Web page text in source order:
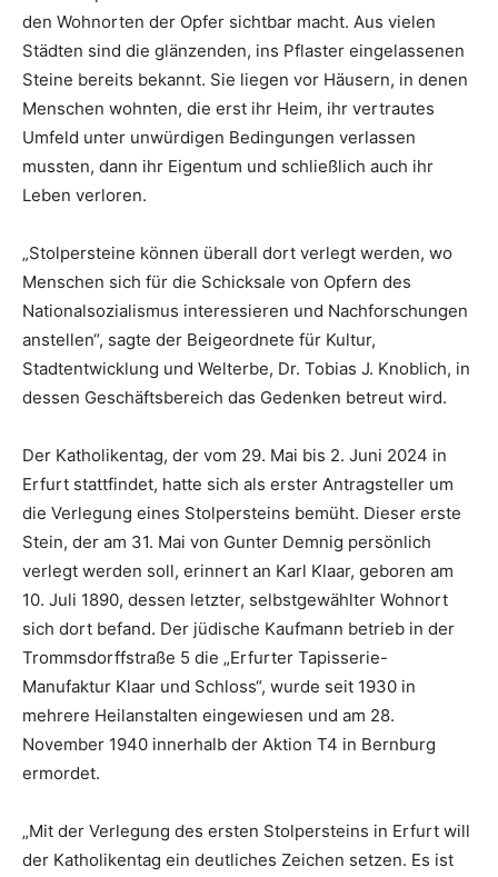
den Wohnorten der Opfer sichtbar macht. Aus vielen
Städten sind die glänzenden, ins Pflaster eingelassenen
Steine bereits bekannt. Sie liegen vor Häusern, in denen
Menschen wohnten, die erst ihr Heim, ihr vertrautes
Umfeld unter unwürdigen Bedingungen verlassen
mussten, dann ihr Eigentum und schließlich auch ihr
Leben verloren.
„Stolpersteine können überall dort verlegt werden, wo
Menschen sich für die Schicksale von Opfern des
Nationalsozialismus interessieren und Nachforschungen
anstellen“, sagte der Beigeordnete für Kultur,
Stadtentwicklung und Welterbe, Dr. Tobias J. Knoblich, in
dessen Geschäftsbereich das Gedenken betreut wird.
Der Katholikentag, der vom 29. Mai bis 2. Juni 2024 in
Erfurt stattfindet, hatte sich als erster Antragsteller um
die Verlegung eines Stolpersteins bemüht. Dieser erste
Stein, der am 31. Mai von Gunter Demnig persönlich
verlegt werden soll, erinnert an Karl Klaar, geboren am
10. Juli 1890, dessen letzter, selbstgewählter Wohnort
sich dort befand. Der jüdische Kaufmann betrieb in der
Trommsdorffstraße 5 die „Erfurter Tapisserie-
Manufaktur Klaar und Schloss“, wurde seit 1930 in
mehrere Heilanstalten eingewiesen und am 28.
November 1940 innerhalb der Aktion T4 in Bernburg
ermordet.
„Mit der Verlegung des ersten Stolpersteins in Erfurt will
der Katholikentag ein deutliches Zeichen setzen. Es ist